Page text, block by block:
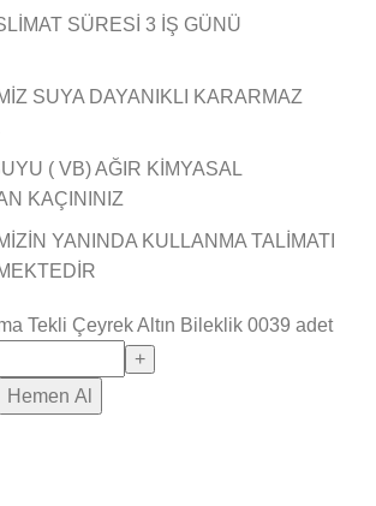
SÜRESİ 3 İŞ GÜNÜ
SUYA DAYANIKLI KARARMAZ
( VB) AĞIR KİMYASAL
KAÇININIZ
YANINDA KULLANMA TALİMATI
Tekli Çeyrek Altın Bileklik 0039 adet
Hemen Al